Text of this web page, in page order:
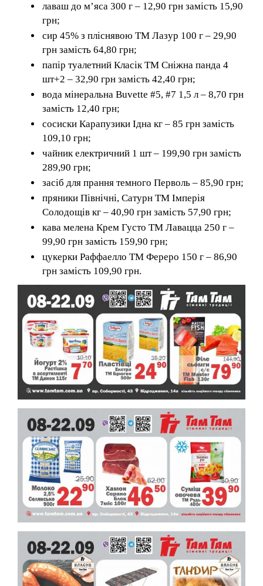
лаваш до м’яса 300 г – 12,90 грн замість 15,90
грн;
сир 45% з пліснявою ТМ Лазур 100 г – 29,90
грн замість 64,80 грн;
папір туалетний Класік ТМ Сніжна панда 4
шт+2 – 32,90 грн замість 42,40 грн;
вода мінеральна Buvette #5, #7 1,5 л – 8,70 грн
замість 12,40 грн;
сосиски Карапузики Ідна кг – 85 грн замість
109,10 грн;
чайник електричний 1 шт – 199,90 грн замість
289,90 грн;
засіб для прання темного Перволь – 85,90 грн;
пряники Північні, Сатурн ТМ Імперія
Солодощів кг – 40,90 грн замість 57,90 грн;
кава мелена Крем Густо ТМ Лавацца 250 г –
99,90 грн замість 159,90 грн;
цукерки Раффаелло ТМ Фереро 150 г – 86,90
грн замість 109,90 грн.